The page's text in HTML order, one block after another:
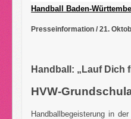
Handball Baden-
Presseinformation / 21.
Handball: „Lauf Dich
HVW-
Handballbegeisterung in